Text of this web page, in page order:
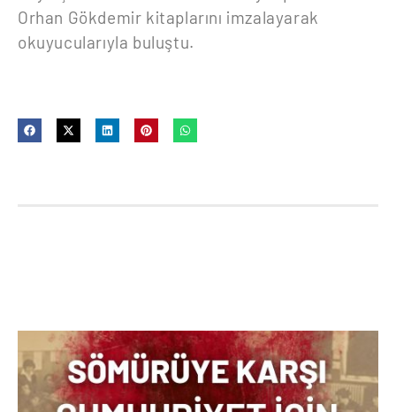
Orhan Gökdemir kitaplarını imzalayarak
okuyucularıyla buluştu.